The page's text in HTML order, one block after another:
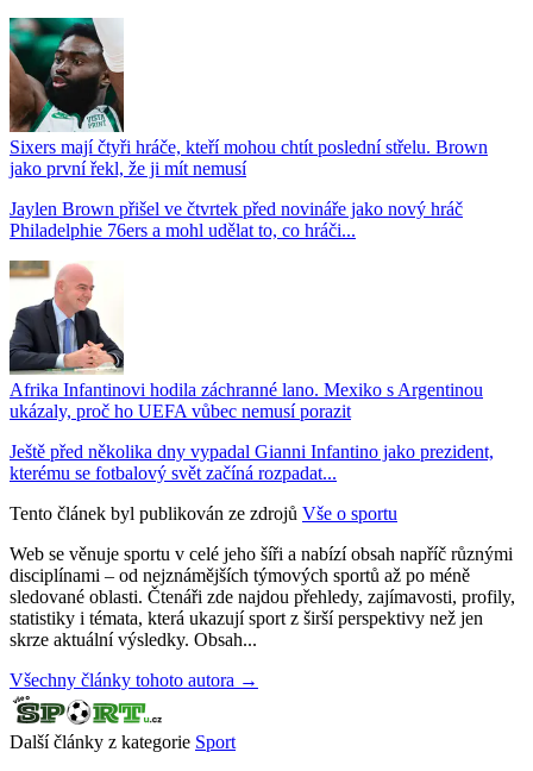
Sixers mají čtyři hráče, kteří mohou chtít poslední střelu. Brown
jako první řekl, že ji mít nemusí
Jaylen Brown přišel ve čtvrtek před novináře jako nový hráč
Philadelphie 76ers a mohl udělat to, co hráči...
Afrika Infantinovi hodila záchranné lano. Mexiko s Argentinou
ukázaly, proč ho UEFA vůbec nemusí porazit
Ještě před několika dny vypadal Gianni Infantino jako prezident,
kterému se fotbalový svět začíná rozpadat...
Tento článek byl publikován ze zdrojů Vše o sportu
Web se věnuje sportu v celé jeho šíři a nabízí obsah napříč různými
disciplínami – od nejznámějších týmových sportů až po méně
sledované oblasti. Čtenáři zde najdou přehledy, zajímavosti, profily,
statistiky i témata, která ukazují sport z širší perspektivy než jen
skrze aktuální výsledky. Obsah...
Všechny články tohoto autora →
Další články z kategorie Sport